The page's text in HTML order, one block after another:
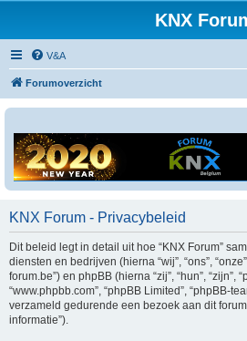
KNX
V&A
Forumoverzicht
KNX Forum - Privacybeleid
Dit beleid legt in detail uit hoe “KNX Forum”
diensten en bedrijven (hierna “wij”, “ons”,
forum.be”) en phpBB (hierna “zij”, “hun”, “zijn”,
“www.phpbb.com”, “phpBB Limited”, “phpBB-
verzameld gedurende een bezoek aan dit
informatie”).